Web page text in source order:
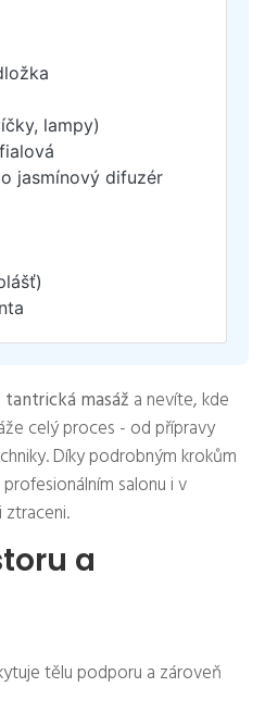
lampy)
jasmínový difuzér
tantrická masáž a nevíte, kde
celý proces - od přípravy
Díky podrobným krokům
salonu i v
ztraceni.
a
tělu podporu a zároveň